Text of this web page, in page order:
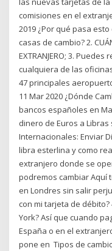
comisiones en el
2019 ¿Por qué pasa
casas de cambio? 2.
EXTRANJERO; 3.
cualquiera de las
47 principales
11 Mar 2020 ¿Dónde
bancos españoles en
dinero de Euros a
Internacionales: Enviar
libra esterlina y como
extranjero donde se
podremos cambiar Aquí
en Londres sin salir
con mi tarjeta de
York? Así que cuando
España o en el
pone en Tipos de